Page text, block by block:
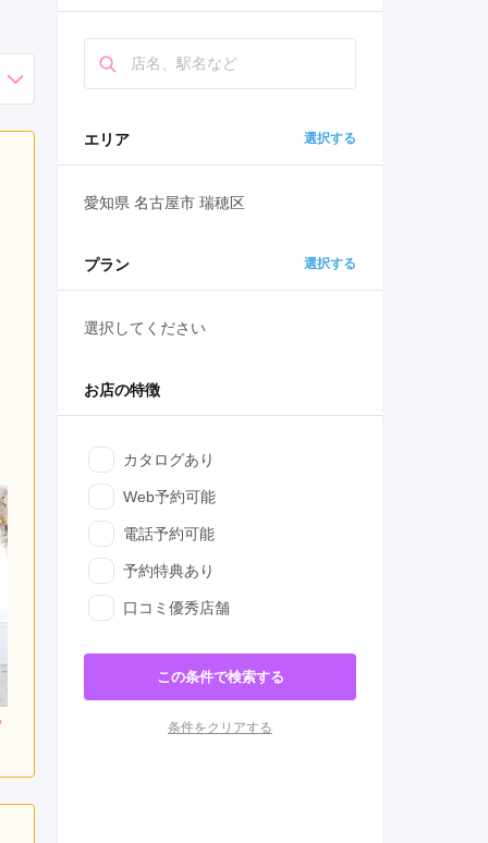
エリア 選択する
愛知県 名古屋市 瑞穂区
プラン 選択する
選択してください
お店の特徴
カタログあり
Web予約可能
電話予約可能
予約特典あり
口コミ優秀店舗
この条件で検索する
条件をクリアする